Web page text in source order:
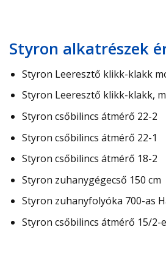
Styron alkatrészek
Styron Leeresztő klikk-klakk
Styron Leeresztő klikk-klakk,
Styron csőbilincs átmérő 22-2
Styron csőbilincs átmérő 22-1
Styron csőbilincs átmérő 18-2
Styron zuhanygégecső 150 cm
Styron zuhanyfolyóka 700-as
Styron csőbilincs átmérő 15/2-